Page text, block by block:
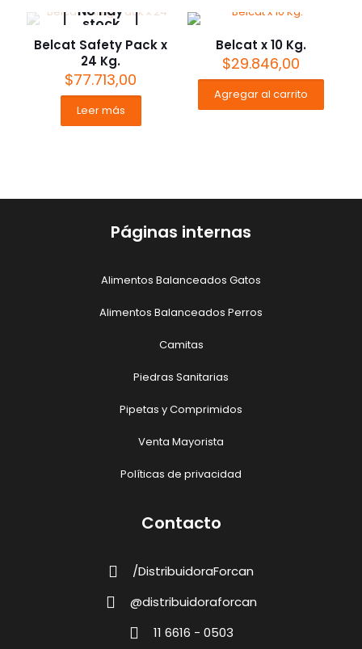
No hay
stock
Belcat Safety Pack x
24 Kg.
$77.713,00
Leer más
Belcat x 10 Kg.
$29.846,00
Agregar al carrito
Páginas internas
Alimentos Balanceados Gatos
Alimentos Balanceados Perros
Camitas
Piedras Sanitarias
Pipetas y Comprimidos
Venta Mayorista
Políticas de privacidad
Contacto
/DistribuidoraForcan
@distribuidoraforcan
11 6616 - 0503